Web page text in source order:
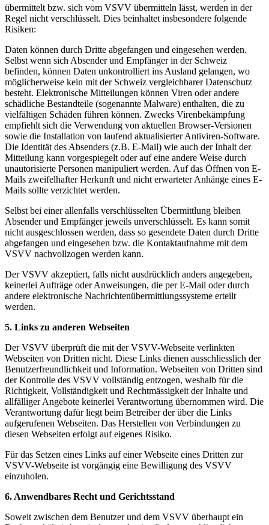
übermittelt bzw. sich vom VSVV übermitteln lässt, werden in der
Regel nicht verschlüsselt. Dies beinhaltet insbesondere folgende
Risiken:
Daten können durch Dritte abgefangen und eingesehen werden.
Selbst wenn sich Absender und Empfänger in der Schweiz
befinden, können Daten unkontrolliert ins Ausland gelangen, wo
möglicherweise kein mit der Schweiz vergleichbarer Datenschutz
besteht. Elektronische Mitteilungen können Viren oder andere
schädliche Bestandteile (sogenannte Malware) enthalten, die zu
vielfältigen Schäden führen können. Zwecks Virenbekämpfung
empfiehlt sich die Verwendung von aktuellen Browser-Versionen
sowie die Installation von laufend aktualisierter Antiviren-Software.
Die Identität des Absenders (z.B. E-Mail) wie auch der Inhalt der
Mitteilung kann vorgespiegelt oder auf eine andere Weise durch
unautorisierte Personen manipuliert werden. Auf das Öffnen von E-
Mails zweifelhafter Herkunft und nicht erwarteter Anhänge eines E-
Mails sollte verzichtet werden.
Selbst bei einer allenfalls verschlüsselten Übermittlung bleiben
Absender und Empfänger jeweils unverschlüsselt. Es kann somit
nicht ausgeschlossen werden, dass so gesendete Daten durch Dritte
abgefangen und eingesehen bzw. die Kontaktaufnahme mit dem
VSVV nachvollzogen werden kann.
Der VSVV akzeptiert, falls nicht ausdrücklich anders angegeben,
keinerlei Aufträge oder Anweisungen, die per E-Mail oder durch
andere elektronische Nachrichtenübermittlungssysteme erteilt
werden.
5. Links zu anderen Webseiten
Der VSVV überprüft die mit der VSVV-Webseite verlinkten
Webseiten von Dritten nicht. Diese Links dienen ausschliesslich der
Benutzerfreundlichkeit und Information. Webseiten von Dritten sind
der Kontrolle des VSVV vollständig entzogen, weshalb für die
Richtigkeit, Vollständigkeit und Rechtmässigkeit der Inhalte und
allfälliger Angebote keinerlei Verantwortung übernommen wird. Die
Verantwortung dafür liegt beim Betreiber der über die Links
aufgerufenen Webseiten. Das Herstellen von Verbindungen zu
diesen Webseiten erfolgt auf eigenes Risiko.
Für das Setzen eines Links auf einer Webseite eines Dritten zur
VSVV-Webseite ist vorgängig eine Bewilligung des VSVV
einzuholen.
6. Anwendbares Recht und Gerichtsstand
Soweit zwischen dem Benutzer und dem VSVV überhaupt ein